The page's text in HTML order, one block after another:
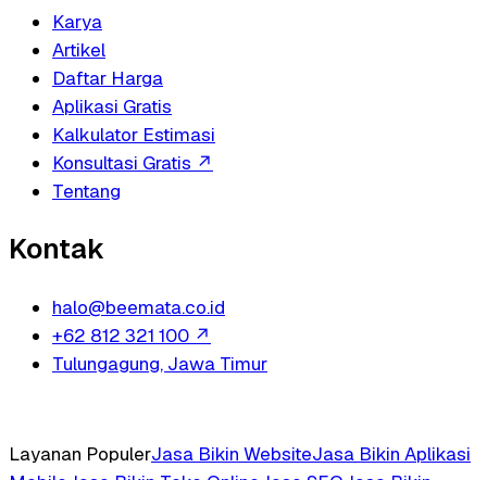
Karya
Artikel
Daftar Harga
Aplikasi Gratis
Kalkulator Estimasi
Konsultasi Gratis ↗
Tentang
Kontak
halo@beemata.co.id
+62 812 321 100 ↗
Tulungagung, Jawa Timur
Layanan PopulerJasa Bikin WebsiteJasa Bikin Aplikasi